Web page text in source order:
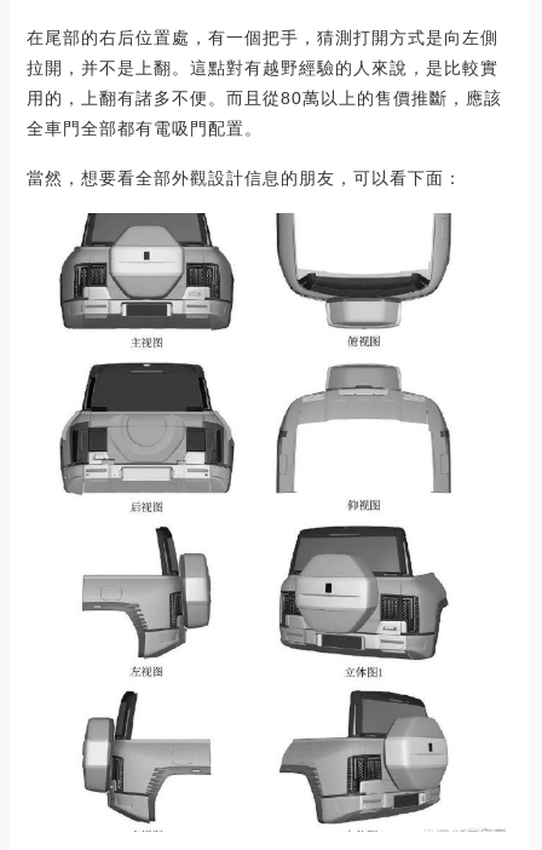
在尾部的右后位置處，有一個把手，猜測打開方式是向左側
拉開，并不是上翻。這點對有越野經驗的人來說，是比較實
用的，上翻有諸多不便。而且從80萬以上的售價推斷，應該
全車門全部都有電吸門配置。
當然，想要看全部外觀設計信息的朋友，可以看下面：